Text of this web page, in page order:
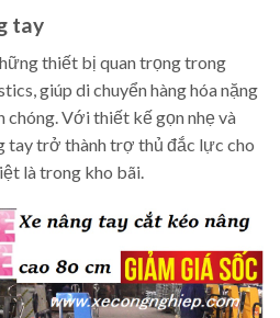
tay
thiết bị quan trọng trong
giúp di chuyển hàng hóa nặng
chóng. Với thiết kế gọn nhẹ và
tay trở thành trợ thủ đắc lực cho
là trong kho bãi.